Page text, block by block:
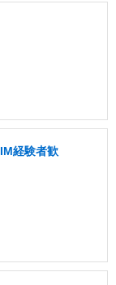
経験者歓